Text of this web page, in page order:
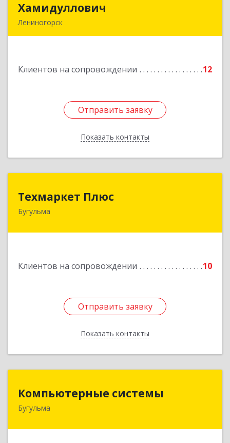
Хамидуллович
Лениногорск
Клиентов на сопровождении 12
Отправить заявку
Показать контакты
Подробнее
Отправить заявку
Назад
Техмаркет Плюс
Бугульма
Клиентов на сопровождении 10
Отправить заявку
Показать контакты
423231, РТ, Бугульма, ул.Белинского, д.13
Отправить заявку
Назад
Компьютерные системы
Бугульма420111, Республика Татарстан, Бугульма,